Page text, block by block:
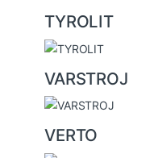
TYROLIT
VARSTROJ
VERTO